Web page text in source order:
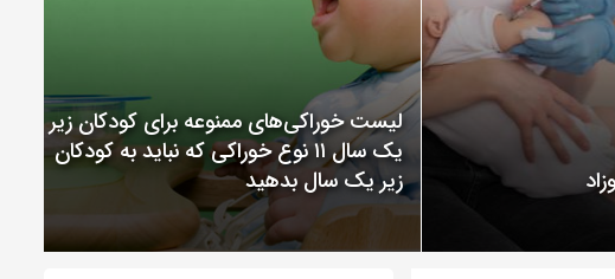
لیست خوراکی‌های ممنوعه برای کودکان زیر
یک سال ۱۱ نوع خوراکی که نباید به کودکان
زیر یک سال بدهید